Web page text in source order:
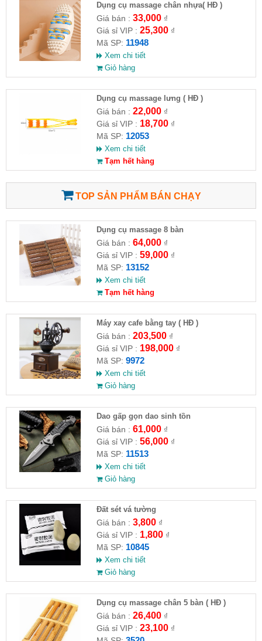
Dụng cụ massage chân nhựa( HĐ )
Giá bán : 33,000₫
Giá sỉ VIP : 25,300₫
Mã SP: 11948
Xem chi tiết
Giỏ hàng
Dụng cụ massage lưng ( HĐ )
Giá bán : 22,000₫
Giá sỉ VIP : 18,700₫
Mã SP: 12053
Xem chi tiết
Tạm hết hàng
TOP SẢN PHẨM BÁN CHẠY
Dụng cụ massage 8 bàn
Giá bán : 64,000₫
Giá sỉ VIP : 59,000₫
Mã SP: 13152
Xem chi tiết
Tạm hết hàng
Máy xay cafe bằng tay ( HĐ )
Giá bán : 203,500₫
Giá sỉ VIP : 198,000₫
Mã SP: 9972
Xem chi tiết
Giỏ hàng
Dao gấp gọn dao sinh tồn
Giá bán : 61,000₫
Giá sỉ VIP : 56,000₫
Mã SP: 11513
Xem chi tiết
Giỏ hàng
Đất sét vá tường
Giá bán : 3,800₫
Giá sỉ VIP : 1,800₫
Mã SP: 10845
Xem chi tiết
Giỏ hàng
Dụng cụ massage chân 5 bàn ( HĐ )
Giá bán : 26,400₫
Giá sỉ VIP : 23,100₫